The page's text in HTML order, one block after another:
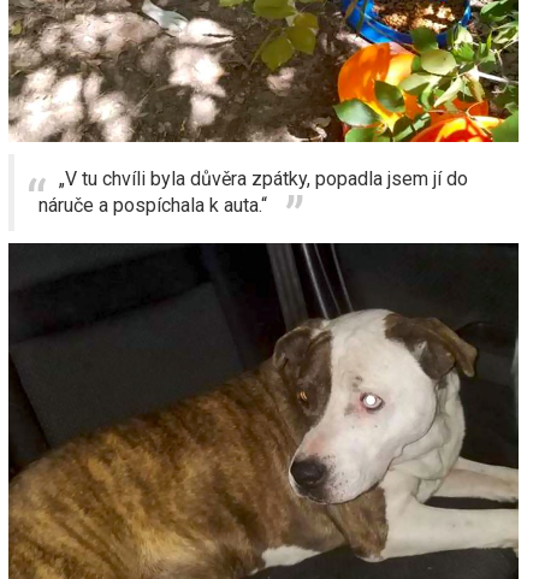
„V tu chvíli byla důvěra zpátky, popadla jsem jí do
náruče a pospíchala k auta.“